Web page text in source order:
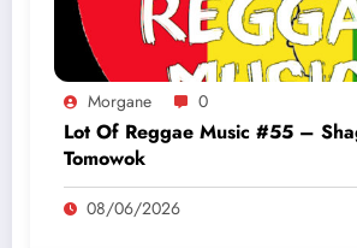
Morgane 0
Lot Of Reggae Music #55 –
Tomowok
08/06/2026